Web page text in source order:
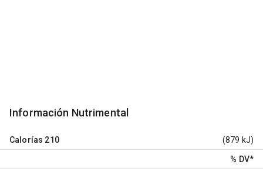
Información Nutrimental
Calorías 210 (879 kJ)
% DV*